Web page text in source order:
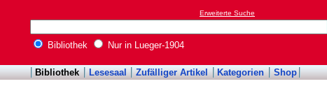
Erweiterte Suche
Bibliothek Nur in Lueger-1904
Bibliothek Lesesaal Zufälliger Artikel Kategorien Shop